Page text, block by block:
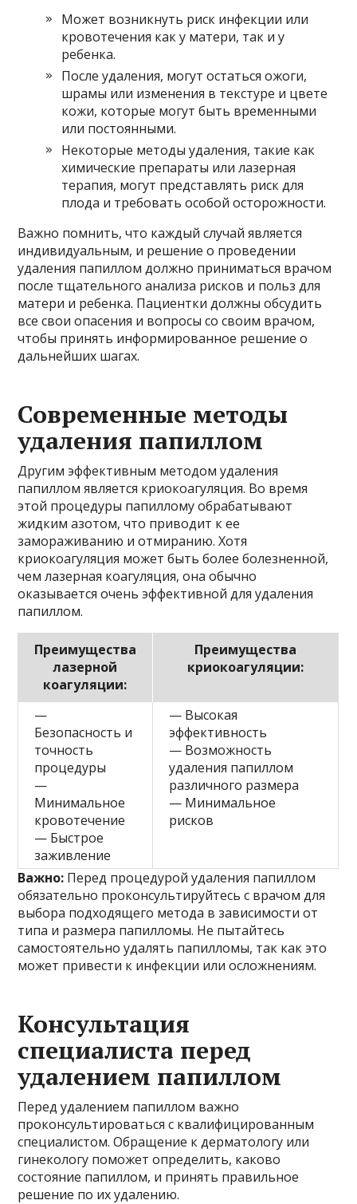
Может возникнуть риск инфекции или
кровотечения как у матери, так и у
ребенка.
После удаления, могут остаться ожоги,
шрамы или изменения в текстуре и цвете
кожи, которые могут быть временными
или постоянными.
Некоторые методы удаления, такие как
химические препараты или лазерная
терапия, могут представлять риск для
плода и требовать особой осторожности.
Важно помнить, что каждый случай является
индивидуальным, и решение о проведении
удаления папиллом должно приниматься врачом
после тщательного анализа рисков и польз для
матери и ребенка. Пациентки должны обсудить
все свои опасения и вопросы со своим врачом,
чтобы принять информированное решение о
дальнейших шагах.
Современные методы
удаления папиллом
Другим эффективным методом удаления
папиллом является криокоагуляция. Во время
этой процедуры папиллому обрабатывают
жидким азотом, что приводит к ее
замораживанию и отмиранию. Хотя
криокоагуляция может быть более болезненной,
чем лазерная коагуляция, она обычно
оказывается очень эффективной для удаления
папиллом.
Преимущества
лазерной
коагуляции:
Преимущества
криокоагуляции:
—
Безопасность и
точность
процедуры
—
Минимальное
кровотечение
— Быстрое
заживление
— Высокая
эффективность
— Возможность
удаления папиллом
различного размера
— Минимальное
рисков
Важно: Перед процедурой удаления папиллом
обязательно проконсультируйтесь с врачом для
выбора подходящего метода в зависимости от
типа и размера папилломы. Не пытайтесь
самостоятельно удалять папилломы, так как это
может привести к инфекции или осложнениям.
Консультация
специалиста перед
удалением папиллом
Перед удалением папиллом важно
проконсультироваться с квалифицированным
специалистом. Обращение к дерматологу или
гинекологу поможет определить, каково
состояние папиллом, и принять правильное
решение по их удалению.